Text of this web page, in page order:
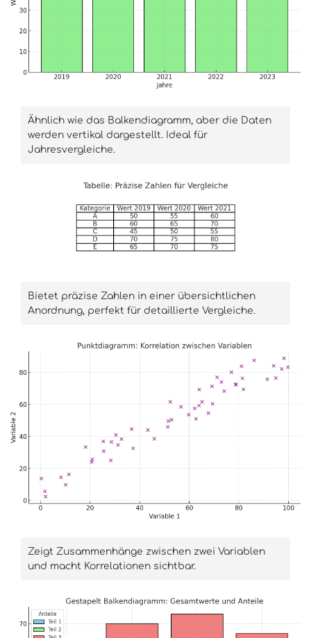
Ähnlich wie das Balkendiagramm, aber die Daten
werden vertikal dargestellt. Ideal für
Jahresvergleiche.
Bietet präzise Zahlen in einer übersichtlichen
Anordnung, perfekt für detaillierte Vergleiche.
Zeigt Zusammenhänge zwischen zwei Variablen
und macht Korrelationen sichtbar.